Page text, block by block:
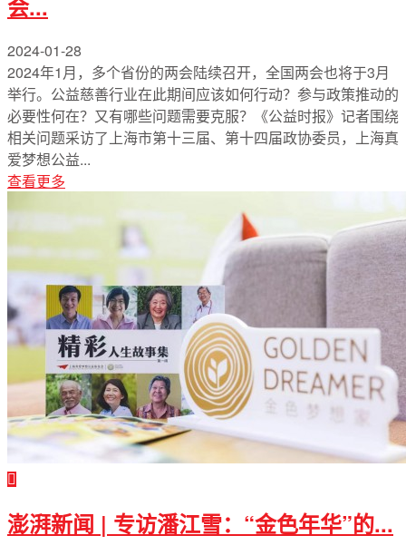
会...
2024-01-28
2024年1月，多个省份的两会陆续召开，全国两会也将于3月
举行。公益慈善行业在此期间应该如何行动？参与政策推动的
必要性何在？又有哪些问题需要克服？《公益时报》记者围绕
相关问题采访了上海市第十三届、第十四届政协委员，上海真
爱梦想公益...
查看更多
澎湃新闻 | 专访潘江雪：“金色年华”的...